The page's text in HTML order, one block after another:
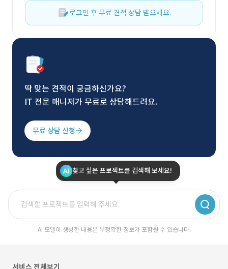
로그인 후 무료 견적 상담 받으세요.
딱 맞는 견적이 궁금하신가요?
IT 전문 매니저가 무료로 상담해드려요.
무료 상담 신청
찾고 싶은 프로젝트를 검색해 보세요!
AI 모델이 생성한 내용은 부정확한 정보가 포함될 수 있습니다.
서비스 전체보기